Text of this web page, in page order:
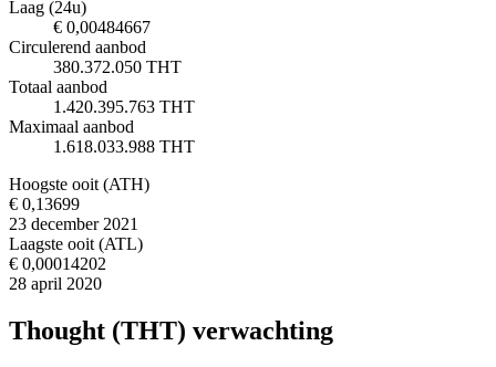
Laag (24u)
€ 0,00484667
Circulerend aanbod
380.372.050 THT
Totaal aanbod
1.420.395.763 THT
Maximaal aanbod
1.618.033.988 THT
Hoogste ooit (ATH)
€ 0,13699
23 december 2021
Laagste ooit (ATL)
€ 0,00014202
28 april 2020
Thought (THT) verwachting